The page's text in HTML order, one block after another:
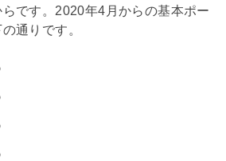
です。2020年4月からの基本ポー
通りです。